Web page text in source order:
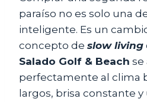
paraíso no es solo una
inteligente. Es un
concepto de slow living
Salado Golf & Beach se
perfectamente al clima
largos, brisa constante